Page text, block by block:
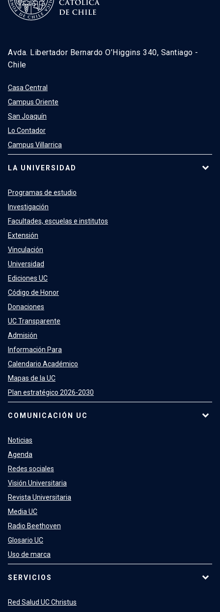
Avda. Libertador Bernardo O’Higgins 340, Santiago -
Chile
Casa Central
Campus Oriente
San Joaquín
Lo Contador
Campus Villarrica
LA UNIVERSIDAD
Programas de estudio
Investigación
Facultades, escuelas e institutos
Extensión
Vinculación
Universidad
Ediciones UC
Código de Honor
Donaciones
UC Transparente
Admisión
Información Para
Calendario Académico
Mapas de la UC
Plan estratégico 2026-2030
COMUNICACIÓN UC
Noticias
Agenda
Redes sociales
Visión Universitaria
Revista Universitaria
Media UC
Radio Beethoven
Glosario UC
Uso de marca
SERVICIOS
Red Salud UC Christus